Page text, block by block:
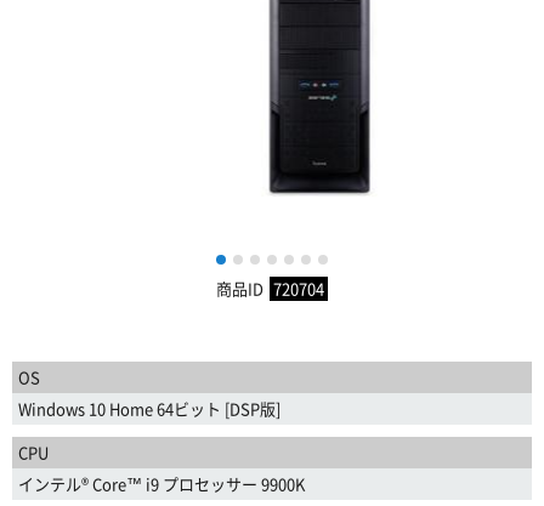
1 2 3 4 5 6
商品ID 720704
OS
Windows 10 Home 64ビット [DSP版]
CPU
インテル® Core™ i9 プロセッサー 9900K